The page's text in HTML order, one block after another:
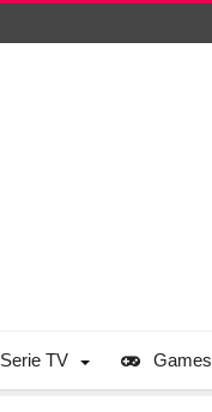
Serie TV Games